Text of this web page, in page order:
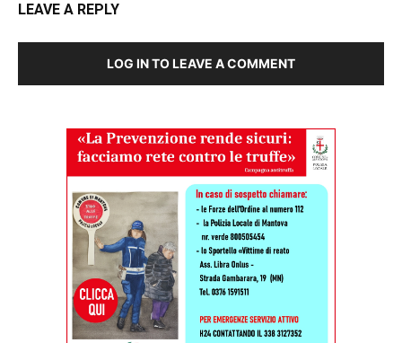
LEAVE A REPLY
LOG IN TO LEAVE A COMMENT